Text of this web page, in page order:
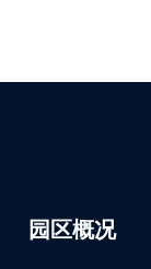
园区概况